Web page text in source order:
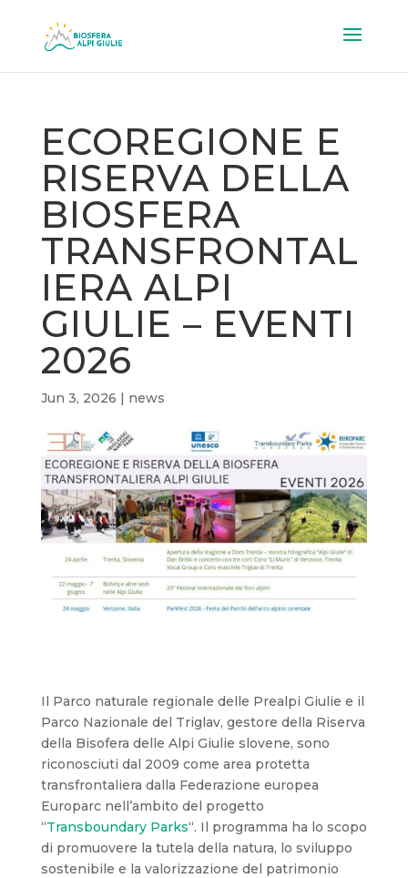
ECOREGIONE E
RISERVA DELLA
BIOSFERA
TRANSFRONTAL
IERA ALPI
GIULIE – EVENTI
2026
Jun 3, 2026 | news
Il Parco naturale regionale delle Prealpi Giulie e il
Parco Nazionale del Triglav, gestore della Riserva
della Bisofera delle Alpi Giulie slovene, sono
riconosciuti dal 2009 come area protetta
transfrontaliera dalla Federazione europea
Europarc nell’ambito del progetto
“Transboundary Parks“. Il programma ha lo scopo
di promuovere la tutela della natura, lo sviluppo
sostenibile e la valorizzazione del patrimonio